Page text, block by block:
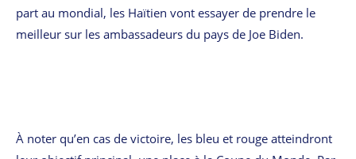
part au mondial, les Haïtien vont essayer de prendre le
meilleur sur les ambassadeurs du pays de Joe Biden.
À noter qu’en cas de victoire, les bleu et rouge atteindront